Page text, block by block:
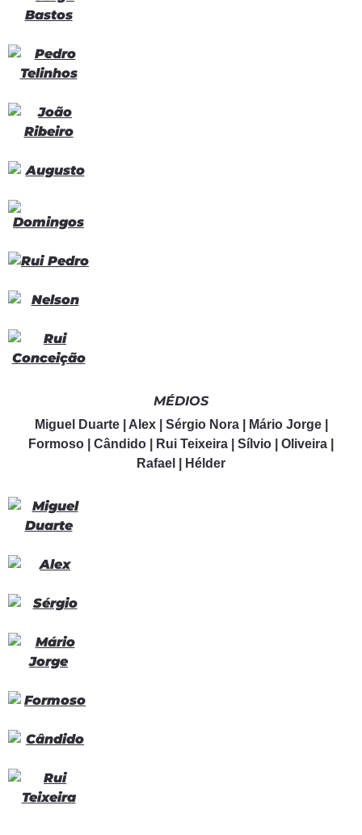
MÉDIOS
Miguel Duarte | Alex | Sérgio Nora | Mário Jorge |
Formoso | Cândido | Rui Teixeira | Sílvio | Oliveira |
Rafael | Hélder